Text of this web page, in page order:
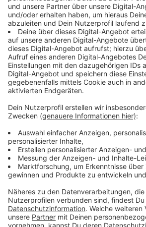
Allgemeine Buchungstipps
Anzeige
Die Expedia Group empfiehlt bis
es bis dorthin noch Frühbucher-
„Reisebüro am Rathausplatz“ in
diesen Tipp, denn nach Februar
immer weiter steigen und
Schnäppchen lohnen sich oft nicht.
und Angebote von verschiedenen
vergleichen, um letzten Endes das
Leistungs-Verhältnis zu haben. Auch
gibt es eine Empfehlung von der
ab einer Reisedauer von einer Woche
Ersparnisse von 10 % gäbe.
direkt darauf geachtet werden, dass